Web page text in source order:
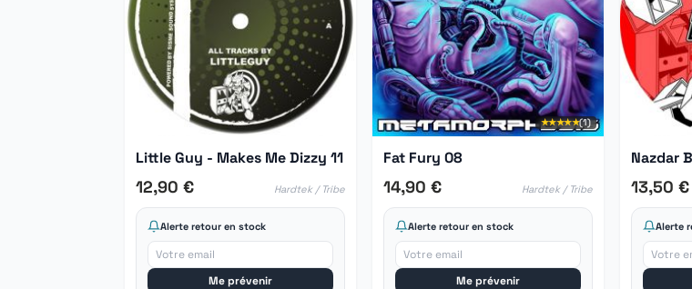
Little Guy - Makes Me Dizzy 11
12,90 € Hardtek / Tribe
Alerte retour en stock
Me prévenir
★★★★★(1)
Fat Fury 08
14,90 € Hardtek / Tribe
Alerte retour en stock
Me prévenir
Nazdar
13,50 €
Alerte